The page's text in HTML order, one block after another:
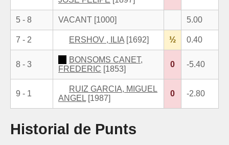
5 - 8 VACANT [1000] 5.00
7 - 2 ERSHOV , ILIA [1692] ½ 0.40
8 - 3
BONSOMS CANET,
FREDERIC [1853]
0 -5.40
9 - 1
RUIZ GARCIA, MIGUEL
ANGEL [1987]
0 -2.80
Historial de Punts